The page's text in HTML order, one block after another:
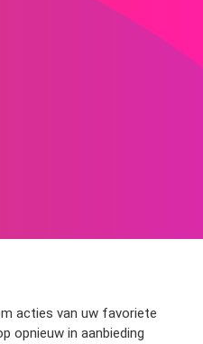
acties van uw favoriete
opnieuw in aanbieding